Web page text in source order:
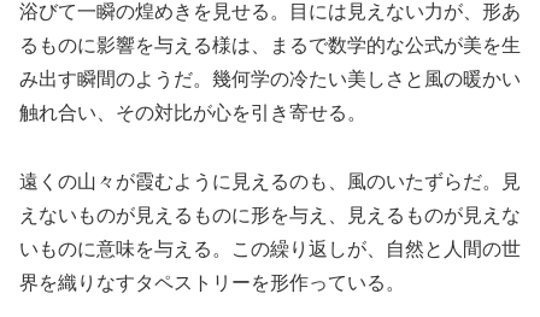
浴びて一瞬の煌めきを見せる。目には見えない力が、形あ
るものに影響を与える様は、まるで数学的な公式が美を生
み出す瞬間のようだ。幾何学の冷たい美しさと風の暖かい
触れ合い、その対比が心を引き寄せる。
遠くの山々が霞むように見えるのも、風のいたずらだ。見
えないものが見えるものに形を与え、見えるものが見えな
いものに意味を与える。この繰り返しが、自然と人間の世
界を織りなすタペストリーを形作っている。